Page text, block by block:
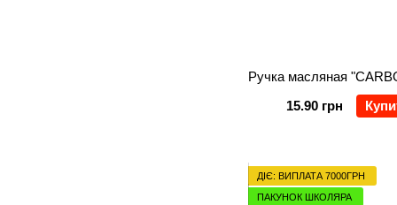
15.90 грн
ДІЄ: ВИПЛАТА 7000ГРН
ПАКУНОК ШКОЛЯРА